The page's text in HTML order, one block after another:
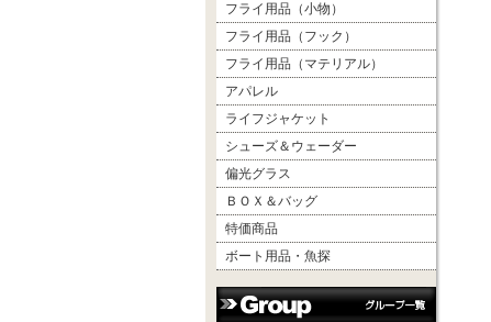
フライ用品（小物）
フライ用品（フック）
フライ用品（マテリアル）
アパレル
ライフジャケット
シューズ＆ウェーダー
偏光グラス
ＢＯＸ＆バッグ
特価商品
ボート用品・魚探